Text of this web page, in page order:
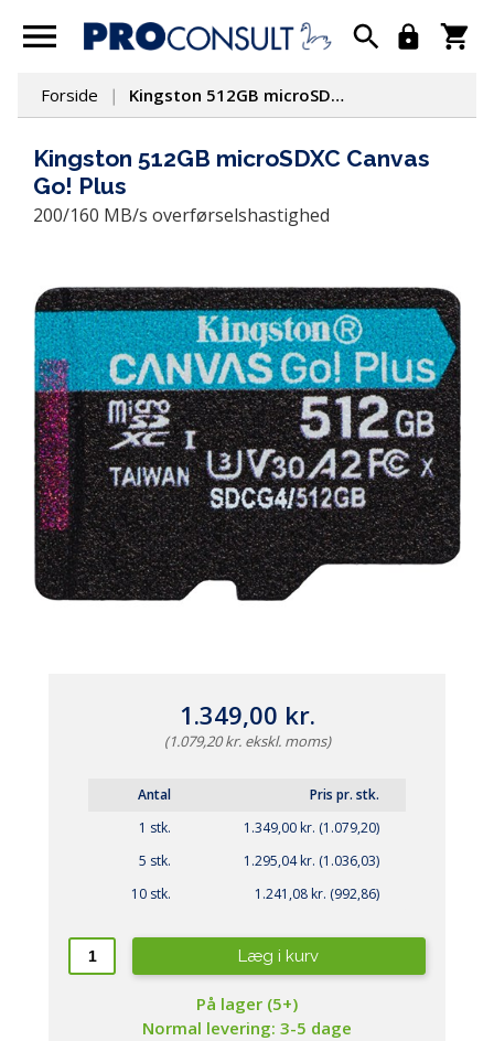
Forside Kingston 512GB microSDXC Canvas Go! Plus
Kingston 512GB microSDXC Canvas
Go! Plus
200/160 MB/s overførselshastighed
1.349,00 kr.
(1.079,20 kr. ekskl. moms)
Antal
Pris pr. stk.
1 stk.
1.349,00 kr. (1.079,20)
5 stk.
1.295,04 kr. (1.036,03)
10 stk.
1.241,08 kr. (992,86)
Læg i kurv
På lager (5+)
Normal levering: 3-5 dage